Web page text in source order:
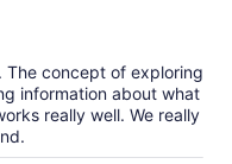
The concept of exploring
information about what
really well. We really